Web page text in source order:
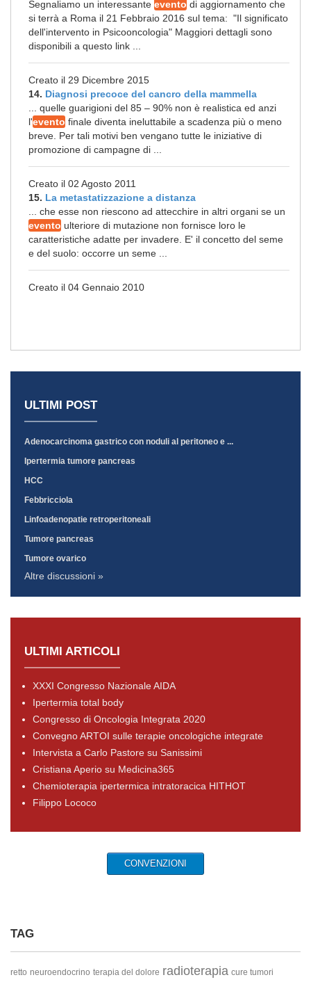
Segnaliamo un interessante evento di aggiornamento che
si terrà a Roma il 21 Febbraio 2016 sul tema: "Il significato
dell'intervento in Psicooncologia" Maggiori dettagli sono
disponibili a questo link ...
Creato il 29 Dicembre 2015
14. Diagnosi precoce del cancro della mammella
... quelle guarigioni del 85 – 90% non è realistica ed anzi
l'evento finale diventa ineluttabile a scadenza più o meno
breve. Per tali motivi ben vengano tutte le iniziative di
promozione di campagne di ...
Creato il 02 Agosto 2011
15. La metastatizzazione a distanza
... che esse non riescono ad attecchire in altri organi se un
evento ulteriore di mutazione non fornisce loro le
caratteristiche adatte per invadere. E' il concetto del seme
e del suolo: occorre un seme ...
Creato il 04 Gennaio 2010
ULTIMI POST
Adenocarcinoma gastrico con noduli al peritoneo e ...
Ipertermia tumore pancreas
HCC
Febbricciola
Linfoadenopatie retroperitoneali
Tumore pancreas
Tumore ovarico
Altre discussioni »
ULTIMI ARTICOLI
XXXI Congresso Nazionale AIDA
Ipertermia total body
Congresso di Oncologia Integrata 2020
Convegno ARTOI sulle terapie oncologiche integrate
Intervista a Carlo Pastore su Sanissimi
Cristiana Aperio su Medicina365
Chemioterapia ipertermica intratoracica HITHOT
Filippo Lococo
CONVENZIONI
TAG
retto neuroendocrino terapia del dolore radioterapia cure tumori